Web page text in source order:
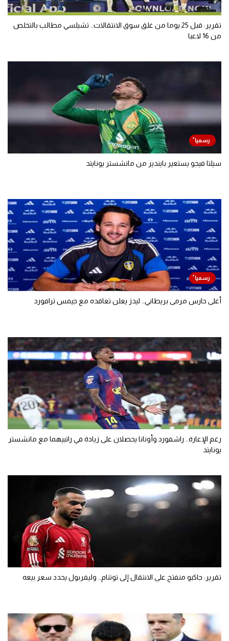
تقرير: قبل 25 يوما من غلق سوق الانتقالات.. تشيلسي مطالب بالتخلص
من 16 لاعبا
سيلتا فيجو يستعير بايندير من مانشستر يونايتد
أغلى حارس مرمى بريطاني.. ليدز يعلن تعاقده مع جيمس ترافورد
رغم الإعارة.. راشفورد وأونانا يحصلان على زيادة في راتبيهما مع مانشستر
يونايتد
تقرير: جاكبو منفتح على الانتقال إلى توتنام.. وليفربول يحدد سعر بيعه